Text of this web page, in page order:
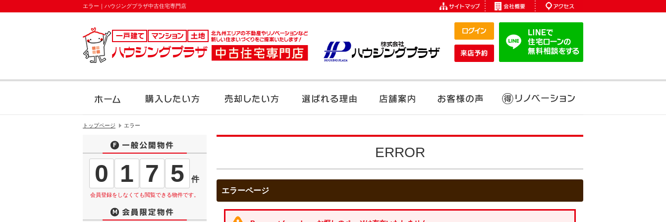
エラー｜ハウジングプラザ中古住宅専門店
トップページ エラー
ERROR
エラーページ
0 1 7 5 件
会員登録をしなくても閲覧できる物件です。